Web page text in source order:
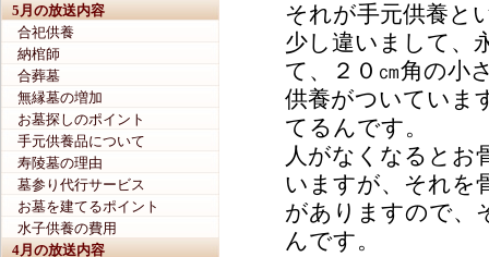
5月の放送内容
合祀供養
納棺師
合葬墓
無縁墓の増加
お墓探しのポイント
手元供養品について
寿陵墓の理由
墓参り代行サービス
お墓を建てるポイント
水子供養の費用
4月の放送内容
それが手元供養と
少し違いまして、
て、２０㎝角の小
供養がついていま
てるんです。
人がなくなるとお
いますが、それを
がありますので、
んです。